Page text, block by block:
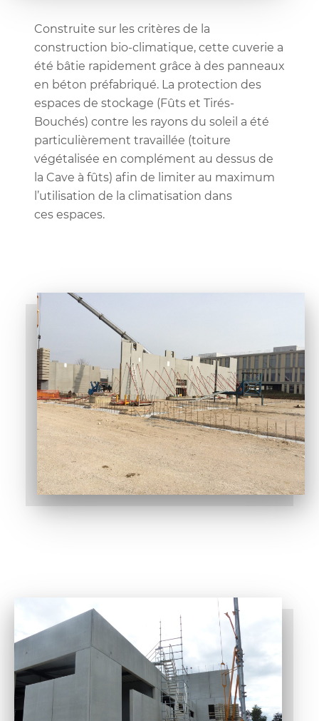
Construite sur les critères de la
construction bio-climatique, cette cuverie a
été bâtie rapidement grâce à des panneaux
en béton préfabriqué. La protection des
espaces de stockage (Fûts et Tirés-
Bouchés) contre les rayons du soleil a été
particulièrement travaillée (toiture
végétalisée en complément au dessus de
la Cave à fûts) afin de limiter au maximum
l’utilisation de la climatisation dans
ces espaces.